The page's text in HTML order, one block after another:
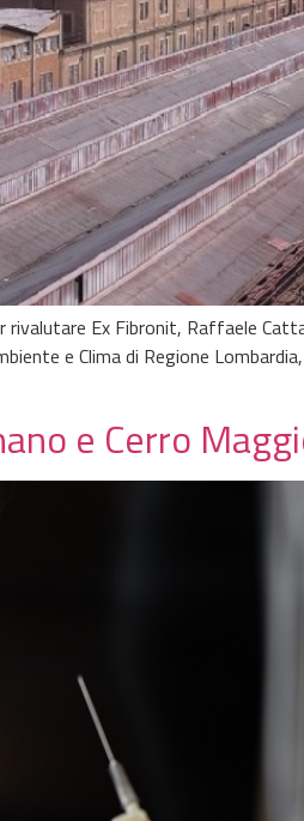
Ex Fibronit, Raffaele
e Clima di Regione
e Cerro